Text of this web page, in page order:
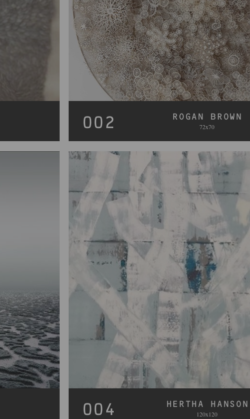
002 ROGAN BROWN
72x70
004 HERTHA HANSON
120x120